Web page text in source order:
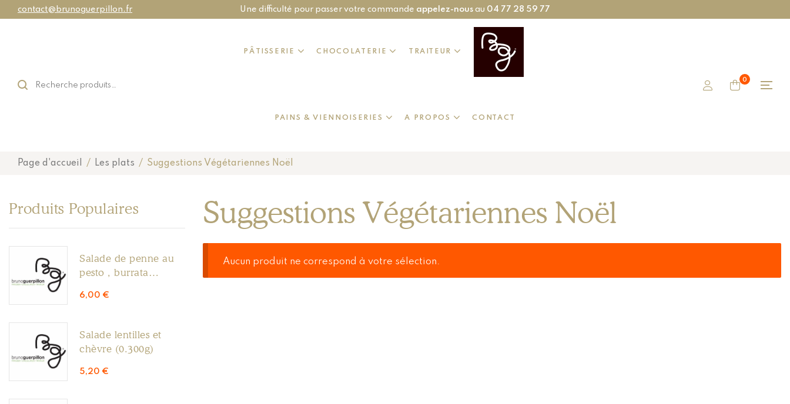
contact@brunoguerpillon.fr Une difficulté pour passer votre commande appelez-nous au 04 77 28 59 77
PÂTISSERIE CHOCOLATERIE TRAITEUR
PAINS & VIENNOISERIES A PROPOS CONTACT
0
Page d'accueil / Les plats / Suggestions Végétariennes Noël
Suggestions Végétariennes Noël
Aucun produit ne correspond à votre sélection.
Produits Populaires
Salade de penne au
pesto , burrata
6,00 €
Salade lentilles et
chèvre (0.300g)
5,20 €